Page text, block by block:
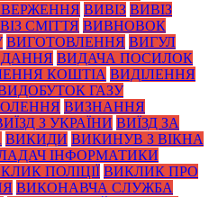
ВИВІЗ ВИВІЗ
СМІТТЯ ВИВНОВОК
ВИГОТОВЛЕННЯ ВИГУЛ
ВИДАЧА ПОСИЛОК
КОШТІА ВИДІЛЕННЯ
ГАЗУ
ВИЗНАННЯ
З УКРАЇНИ ВИЇЗД ЗА
ВИКИДИ ВИКИНУВ З ВІКНА
ІНФОРМАТИКИ
ПОЛІЦІЇ ВИКЛИК ПРО
ВИКОНАВЧА СЛУЖБА